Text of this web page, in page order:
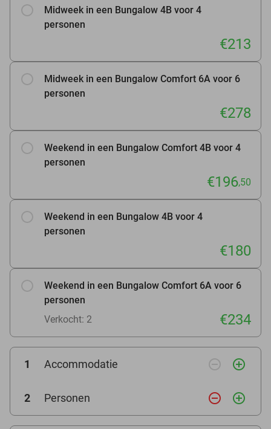
Midweek in een Bungalow 4B voor 4
personen
€213
Midweek in een Bungalow Comfort 6A voor 6
personen
€278
Weekend in een Bungalow Comfort 4B voor 4
personen
€196,50
Weekend in een Bungalow 4B voor 4
personen
€180
Weekend in een Bungalow Comfort 6A voor 6
personen
Verkocht: 2
€234
1 Accommodatie remove_circle_outline add_circle_outline
2 Personen remove_circle_outline add_circle_outline